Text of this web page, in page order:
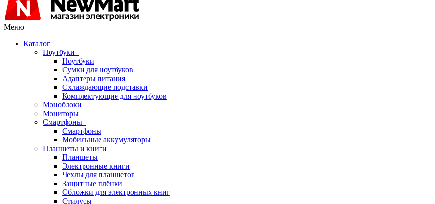
Меню
Каталог
Ноутбуки
Ноутбуки
Сумки для ноутбуков
Адаптеры питания
Охлаждающие подставки
Комплектующие для ноутбуков
Моноблоки
Мониторы
Смартфоны
Смартфоны
Мобильные аккумуляторы
Планшеты и книги
Планшеты
Электронные книги
Чехлы для планшетов
Защитные плёнки
Обложки для электронных книг
Стилусы